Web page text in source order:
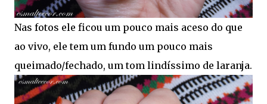
Nas fotos ele ficou um pouco mais aceso do que
ao vivo, ele tem um fundo um pouco mais
queimado/fechado, um tom lindíssimo de laranja.